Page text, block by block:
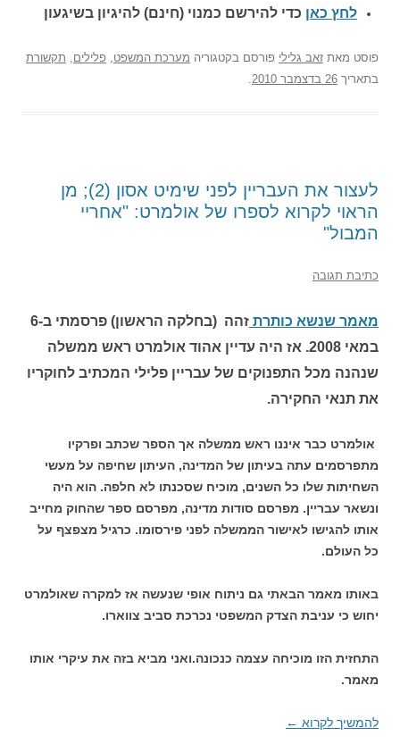
לחץ כאן כדי להירשם כמנוי (חינם) להיגיון בשיגעון
פוסט מאת זאב גלילי פורסם בקטגוריה מערכת המשפט פלילים
תקשורת
בתאריך 26 בדצמבר 2010
לעצור את העבריין לפני שימיט אסון (2); מן
הראוי לקרוא לספרו של אולמרט: "אחריי
המבול"
כתיבת תגובה
מאמר שנשא כותרת
זהה (בחלקה הראשון) פרסמתי ב-6
במאי 2008. אז היה עדיין אהוד אולמרט ראש ממשלה
שנהנה מכל התפנוקים של עבריין פלילי המכתיב לחוקריו
את תנאי החקירה.
אולמרט כבר איננו ראש ממשלה אך הספר שכתב ופרקיו
מתפרסמים עתה בעיתון של המדינה, העיתון שחיפה על מעשי
השחיתות שלו כל השנים, מוכיח שסכנתו לא חלפה. הוא היה
ונשאר עבריין. מפרסם סודות מדינה, מפרסם ספר שהחוק מחייב
אותו להגישו לאישור הממשלה לפני פירסומו. כרגיל מצפצף על
כל העולם.
באותו מאמר הבאתי גם ניתוח אופי שנעשה אז למקרה שאולמרט
יחוש כי עניבת הצדק המשפטי נכרכת סביב צווארו.
התחזית הזו מוכיחה עצמה כנכונה.ואני מביא בזה את עיקרי אותו
מאמר.
להמשיך לקרוא ←